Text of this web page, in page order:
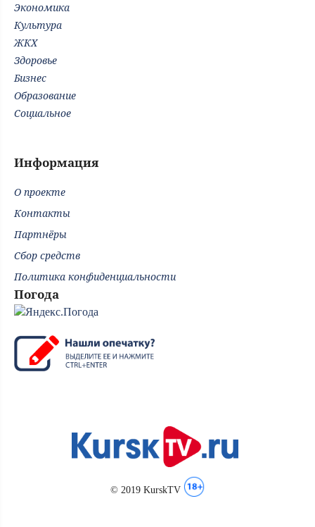
Экономика
Культура
ЖКХ
Здоровье
Бизнес
Образование
Социальное
Информация
О проекте
Контакты
Партнёры
Сбор средств
Политика конфиденциальности
Погода
© 2019 KurskTV